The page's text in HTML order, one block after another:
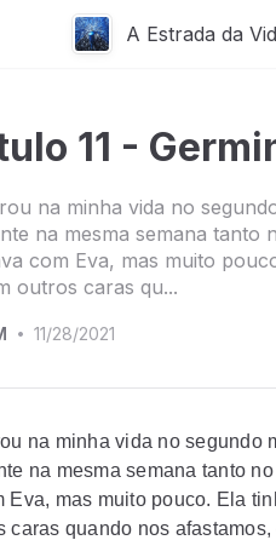
A Estrada da
11 -
na minha vida no
na mesma semana tanto
com Eva, mas muito
outros caras qu...
• 11/28/2021
na minha vida no segundo
na mesma semana tanto
Eva, mas muito pouco. Ela
caras quando nos